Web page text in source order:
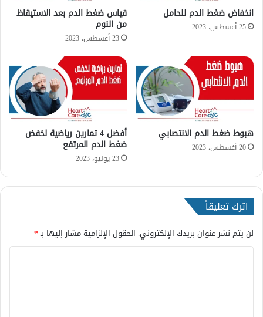
م
و
ق
ت
ش
ي
ص
ل
ج
ا
ا
ل
ث
ا
ل
ج
ب
ي
انخفاض ضغط الدم للحامل
25 أغسطس، 2023
قياس ضغط الدم بعد الاستيقاظ
من النوم
23 أغسطس، 2023
هبوط ضغط الدم الانتصابي
20 أغسطس، 2023
أفضل 4 تمارين رياضية لخفض
ضغط الدم المرتفع
23 يوليو، 2023
اترك تعليقاً
لن يتم نشر عنوان بريدك الإلكتروني. الحقول الإلزامية مشار إليها بـ*